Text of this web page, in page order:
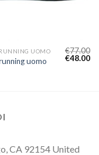
UOMO
uomo
€77.00
€48.00
CA 92154 United